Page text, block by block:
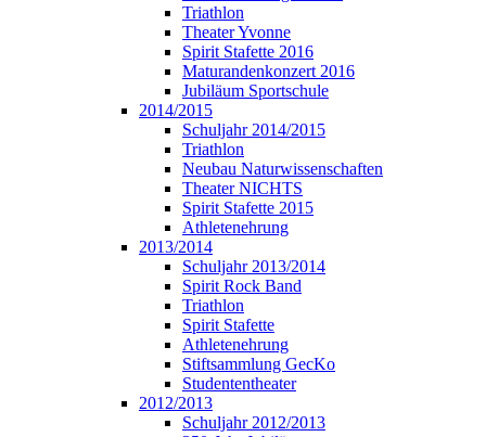
Triathlon
Theater Yvonne
Spirit Stafette 2016
Maturandenkonzert 2016
Jubiläum Sportschule
2014/2015
Schuljahr 2014/2015
Triathlon
Neubau Naturwissenschaften
Theater NICHTS
Spirit Stafette 2015
Athletenehrung
2013/2014
Schuljahr 2013/2014
Spirit Rock Band
Triathlon
Spirit Stafette
Athletenehrung
Stiftsammlung GecKo
Studententheater
2012/2013
Schuljahr 2012/2013